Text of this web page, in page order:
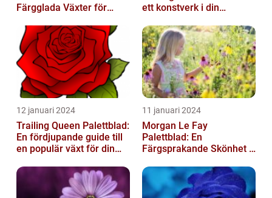
Färgglada Växter för
ett konstverk i din
12 januari 2024
Trailing Queen Palettblad:
En fördjupande guide till
en populär växt för din
11 januari 2024
Morgan Le Fay
Palettblad: En
Färgsprakande Skönhet i